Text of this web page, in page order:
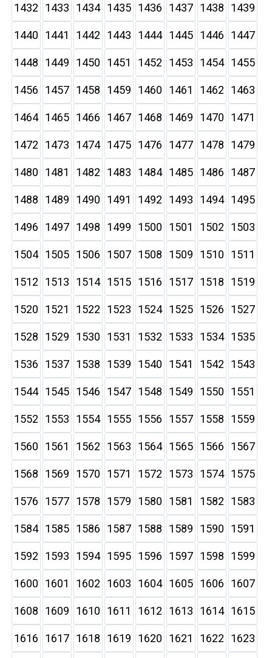
1432 1433 1434 1435 1436 1437 1438 1439
1440 1441 1442 1443 1444 1445 1446 1447
1448 1449 1450 1451 1452 1453 1454 1455
1456 1457 1458 1459 1460 1461 1462 1463
1464 1465 1466 1467 1468 1469 1470 1471
1472 1473 1474 1475 1476 1477 1478 1479
1480 1481 1482 1483 1484 1485 1486 1487
1488 1489 1490 1491 1492 1493 1494 1495
1496 1497 1498 1499 1500 1501 1502 1503
1504 1505 1506 1507 1508 1509 1510 1511
1512 1513 1514 1515 1516 1517 1518 1519
1520 1521 1522 1523 1524 1525 1526 1527
1528 1529 1530 1531 1532 1533 1534 1535
1536 1537 1538 1539 1540 1541 1542 1543
1544 1545 1546 1547 1548 1549 1550 1551
1552 1553 1554 1555 1556 1557 1558 1559
1560 1561 1562 1563 1564 1565 1566 1567
1568 1569 1570 1571 1572 1573 1574 1575
1576 1577 1578 1579 1580 1581 1582 1583
1584 1585 1586 1587 1588 1589 1590 1591
1592 1593 1594 1595 1596 1597 1598 1599
1600 1601 1602 1603 1604 1605 1606 1607
1608 1609 1610 1611 1612 1613 1614 1615
1616 1617 1618 1619 1620 1621 1622 1623